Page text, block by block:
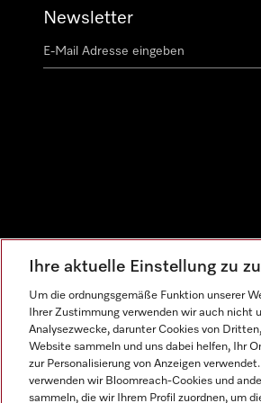
Newsletter
Ihre aktuelle Einstellung zu
Um die ordnungsgemäße Funktion unserer
Ihrer Zustimmung verwenden wir auch nicht
Analysezwecke, darunter Cookies von
Website sammeln und uns dabei helfen, Ihr
zur Personalisierung von Anzeigen
verwenden wir Bloomreach-Cookies und
sammeln, die wir Ihrem Profil zuordnen, um